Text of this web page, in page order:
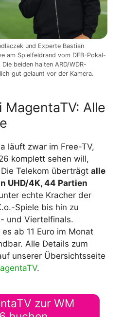
und Experte Bastian
am Spielfeldrand vom DFB-Pokal-
beiden halten ARD/WDR-
gut gelaunt vor der Kamera.
Alle
läuft zwar im Free-TV,
komplett sehen will,
Telekom überträgt alle
UHD/4K, 44 Partien
echte Kracher der
Spiele bis hin zu
und Viertelfinals.
ab 11 Euro im Monat
Alle Details zum
unserer Übersichtsseite
.
zur WM